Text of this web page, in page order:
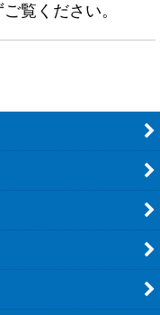
覧ください。